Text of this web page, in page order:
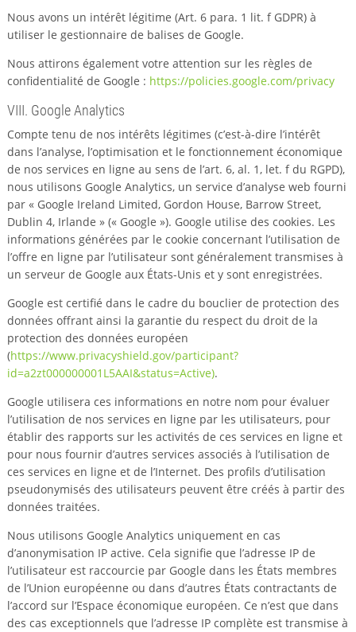
Nous avons un intérêt légitime (Art. 6 para. 1 lit. f GDPR) à
utiliser le gestionnaire de balises de Google.
Nous attirons également votre attention sur les règles de
confidentialité de Google : https://policies.google.com/privacy
VIII. Google Analytics
Compte tenu de nos intérêts légitimes (c’est-à-dire l’intérêt
dans l’analyse, l’optimisation et le fonctionnement économique
de nos services en ligne au sens de l’art. 6, al. 1, let. f du RGPD),
nous utilisons Google Analytics, un service d’analyse web fourni
par « Google Ireland Limited, Gordon House, Barrow Street,
Dublin 4, Irlande » (« Google »). Google utilise des cookies. Les
informations générées par le cookie concernant l’utilisation de
l’offre en ligne par l’utilisateur sont généralement transmises à
un serveur de Google aux États-Unis et y sont enregistrées.
Google est certifié dans le cadre du bouclier de protection des
données offrant ainsi la garantie du respect du droit de la
protection des données européen
(https://www.privacyshield.gov/participant?
id=a2zt000000001L5AAI&status=Active).
Google utilisera ces informations en notre nom pour évaluer
l’utilisation de nos services en ligne par les utilisateurs, pour
établir des rapports sur les activités de ces services en ligne et
pour nous fournir d’autres services associés à l’utilisation de
ces services en ligne et de l’Internet. Des profils d’utilisation
pseudonymisés des utilisateurs peuvent être créés à partir des
données traitées.
Nous utilisons Google Analytics uniquement en cas
d’anonymisation IP active. Cela signifie que l’adresse IP de
l’utilisateur est raccourcie par Google dans les États membres
de l’Union européenne ou dans d’autres États contractants de
l’accord sur l’Espace économique européen. Ce n’est que dans
des cas exceptionnels que l’adresse IP complète est transmise à